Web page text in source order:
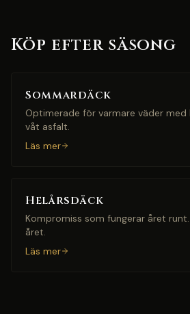
Köp efter säsong
Sommardäck
Optimerade för varmare väder
våt asfalt.
Läs mer
Helårsdäck
Kompromiss som fungerar året
året.
Läs mer